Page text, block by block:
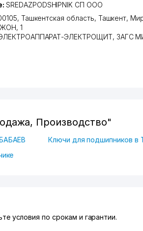
SREDAZPODSHIPNIK СП ООО
Ташкентская область, Ташкент,
, 1
ЭЛЕКТРОЩИТ, ЗАГС
Производство"
Ключи для подшипников в
условия по срокам и гарантии.